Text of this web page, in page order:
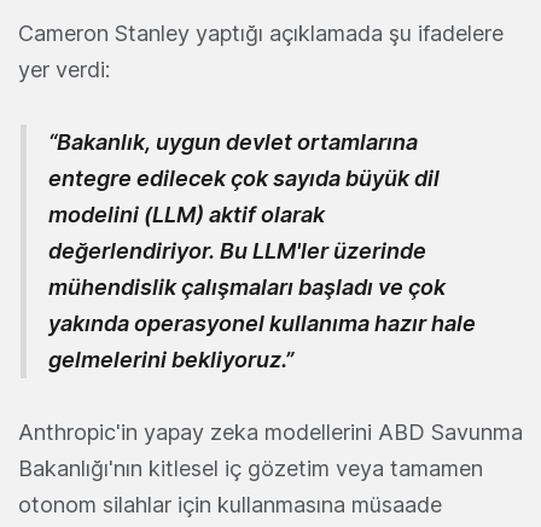
Cameron Stanley yaptığı açıklamada şu ifadelere
yer verdi:
“Bakanlık, uygun devlet ortamlarına
entegre edilecek çok sayıda büyük dil
modelini (LLM) aktif olarak
değerlendiriyor. Bu LLM'ler üzerinde
mühendislik çalışmaları başladı ve çok
yakında operasyonel kullanıma hazır hale
gelmelerini bekliyoruz.”
Anthropic'in yapay zeka modellerini ABD Savunma
Bakanlığı'nın kitlesel iç gözetim veya tamamen
otonom silahlar için kullanmasına müsaade